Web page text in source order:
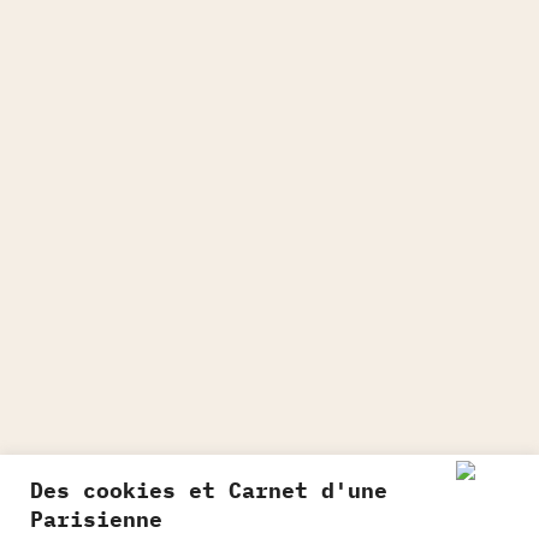
Des cookies et Carnet d'une
Parisienne